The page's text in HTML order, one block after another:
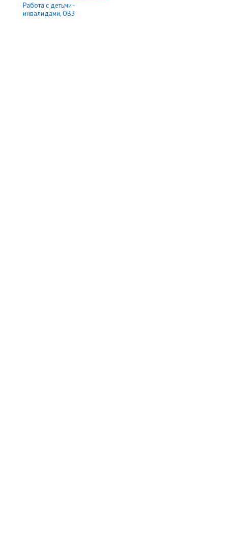
Работа с детьми -
инвалидами, ОВЗ